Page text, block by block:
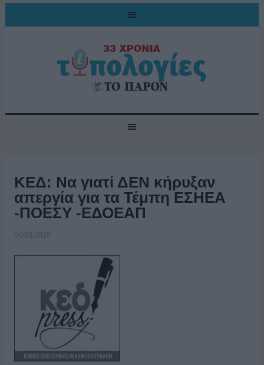
ΚΕΔ: Να γιατί ΔΕΝ κήρυξαν
απεργία για τα Τέμπη ΕΣΗΕΑ
-ΠΟΕΣΥ -ΕΔΟΕΑΠ
04/03/2025